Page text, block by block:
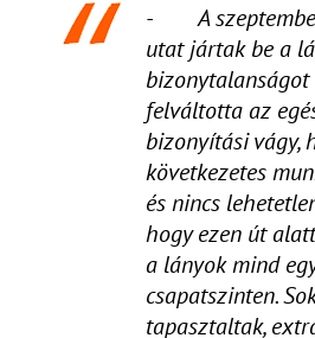
- A
utat jártak be a
felváltotta az
bizonyítási vágy,
következetes
és nincs
hogy ezen út
a lányok mind
csapatszinten.
tapasztaltak,